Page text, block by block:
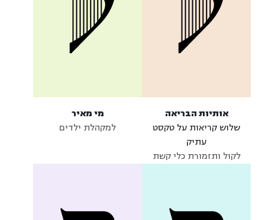
אותיות הבריאה
שלוש קריאות על טקסט
עתיק
לקול ותזמורת כלי קשת
מי מאיר
למקהלת ילדים